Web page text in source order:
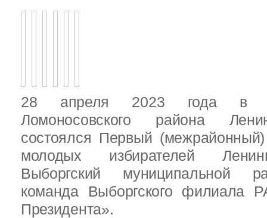
28 апреля 2023 года в
Ломоносовского района
состоялся Первый
молодых избирателей
Выборгский муниципальной
команда Выборгского филиала
Президента».